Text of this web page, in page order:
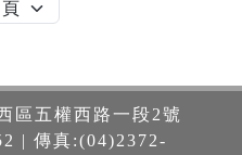
區五權西路一段2號
| 傳真:(04)2372-